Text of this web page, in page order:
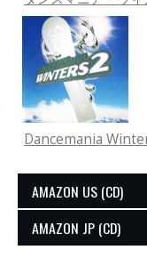
Dancemania
AMAZON US (CD)
AMAZON JP (CD)